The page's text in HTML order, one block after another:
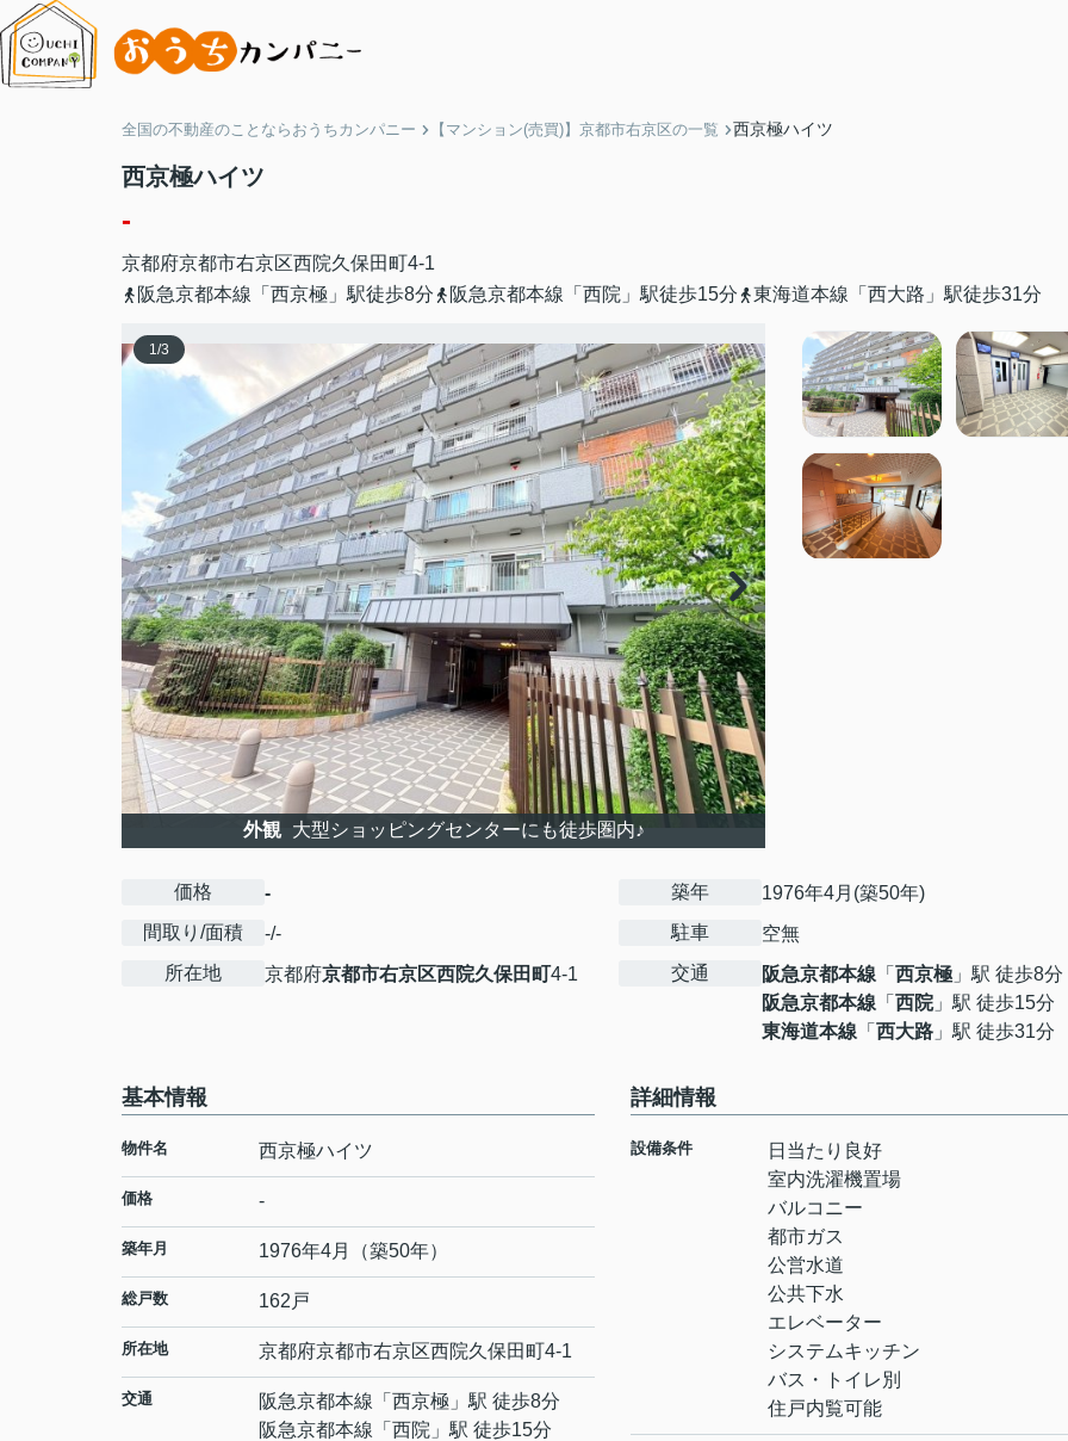
全国の不動産のことならおうちカンパニー 【マンション(売買)】京都市右京区の一覧 西京極ハイツ
西京極ハイツ
-
京都府京都市右京区西院久保田町4-1
阪急京都本線「西京極」駅徒歩8分
阪急京都本線「西院」駅徒歩15分 東海道本線「西大路」駅徒歩31分
1/3
外観 大型ショッピングセンターにも徒歩圏内♪
価格
-
間取り/面積
-/-
所在地
京都府京都市右京区西院久保田町4-1
築年
1976年4月(築50年)
駐車
空無
交通
阪急京都本線 「 西京極 」駅 徒歩8分
阪急京都本線 「 西院」駅 徒歩15分
東海道本線 「 西大路 」駅 徒歩31分
基本情報
物件名 西京極ハイツ
価格 -
築年月 1976年4月（築50年）
総戸数 162戸
所在地 京都府京都市右京区西院久保田町4-1
交通 阪急京都本線 「 西京極 」駅 徒歩8分
阪急京都本線 「 西院 」駅 徒歩15分
詳細情報
設備条件
日当たり良好
室内洗濯機置場
バルコニー
都市ガス
公営水道
公共下水
エレベーター
システムキッチン
バス・トイレ別
住戸内覧可能